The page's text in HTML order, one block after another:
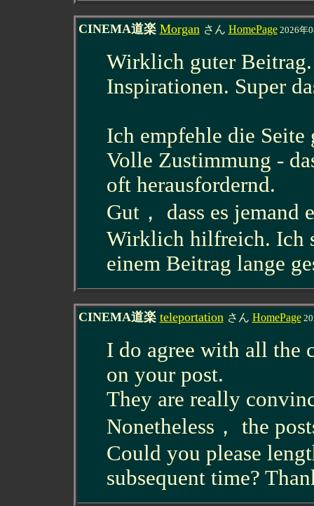
CINEMA道楽 Morgan さん HomePage2026年
Wirklich guter
Inspirationen. Super
Ich empfehle die Seite
Volle Zustimmung -
oft herausfordernd.
Gut， dass es jemand
Wirklich hilfreich. Ich
einem Beitrag lange
CINEMA道楽 teleportation さん HomePage
I do agree with all the
on your post.
They are really
Nonetheless， the
Could you please
subsequent time?